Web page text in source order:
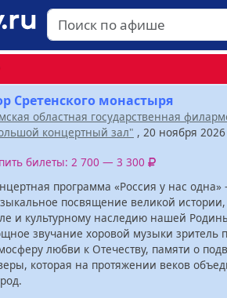
Сретенского монастыря
областная государственная
концертный зал" , 20 ноября
билеты: 2 700 — 3 300
программа «Россия у нас одна»
посвящение великой
и культурному наследию нашей
звучание хоровой музыки зритель
любви к Отечеству, памяти о
которая на протяжении веков